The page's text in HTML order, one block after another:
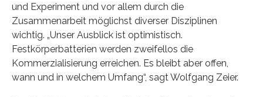
und Experiment und vor allem durch die
Zusammenarbeit möglichst diverser Disziplinen
wichtig. „Unser Ausblick ist optimistisch.
Festkörperbatterien werden zweifellos die
Kommerzialisierung erreichen. Es bleibt aber offen,
wann und in welchem Umfang“, sagt Wolfgang Zeier.